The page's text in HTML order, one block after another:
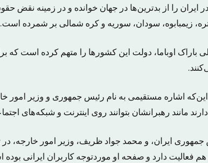
ایران را از بدترین‌ها در جهان خوانده و در زمینه نقض
زیمبابوه، سودان، سوریه و کره شمالی بر شمرده است.
باراک اوباما، دولت این کشورها را متهم کرده است
اشاره مستقیمی به نام رئیس جمهوری و وزیر امور
مانند رهبرانشان بتوانند روی اینترنت و شبکه‌های
ایران، و محمد جواد ظریف، وزیر امور خارجه، در
دارد و صفحه او موردتوجه کاربران ایرانی